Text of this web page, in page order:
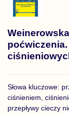
Słowa kluczowe:
ciśnieniem,
przepływy cieczy